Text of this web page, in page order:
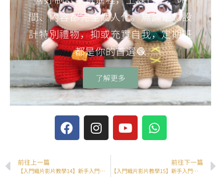
間、內容都完全個人化。無論是想設
計特別禮物，抑或充實自我，定期班
都是你的首選🧶
了解更多
前往上一篇
【入門織片影片教學14】新手入門織片練習 – 14/18
前往下一篇
【入門織片影片教學15】新手入門織片練習 – 15/18